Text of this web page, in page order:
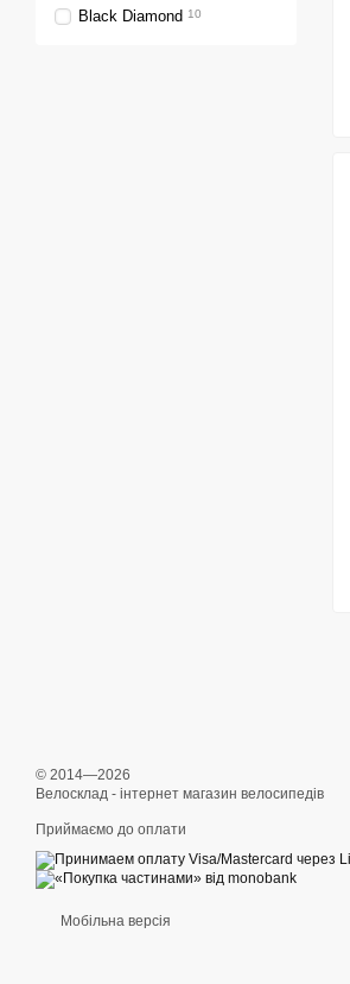
Black Diamond 10
© 2014—2026
Велосклад - інтернет магазин велосипедів
Приймаємо до оплати
Мобільна версія